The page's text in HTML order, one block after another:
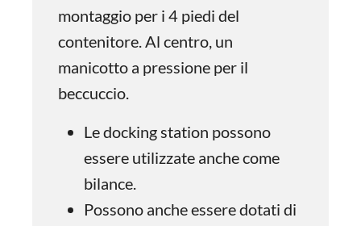
montaggio per i 4 piedi del
contenitore. Al centro, un
manicotto a pressione per il
beccuccio.
Le docking station possono
essere utilizzate anche come
bilance.
Possono anche essere dotati di